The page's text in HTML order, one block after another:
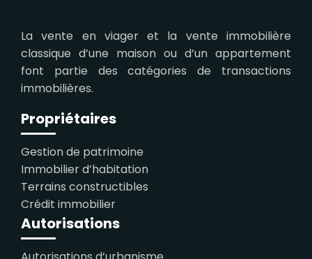
La vente en viager et la vente immobilière
classique d’une maison ou d’un appartement
font partie des catégories de transactions
immobilières.
Propriétaires
Gestion de patrimoine
Immobilier d’habitation
Terrains constructibles
Crédit immobilier
Autorisations